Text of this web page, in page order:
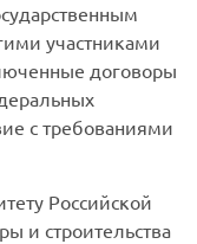
участниками
договоры
с требованиями
Российской
и строительства